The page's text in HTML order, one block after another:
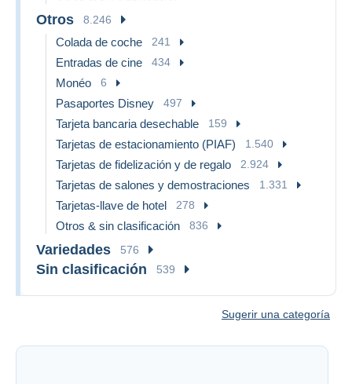
Otros 8.246
Colada de coche 241
Entradas de cine 434
Monéo 6
Pasaportes Disney 497
Tarjeta bancaria desechable 159
Tarjetas de estacionamiento (PIAF) 1.540
Tarjetas de fidelización y de regalo 2.924
Tarjetas de salones y demostraciones 1.331
Tarjetas-llave de hotel 278
Otros & sin clasificación 836
Variedades 576
Sin clasificación 539
Sugerir una categoría